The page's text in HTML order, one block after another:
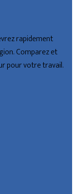
rapidement
Comparez et
pour votre travail.